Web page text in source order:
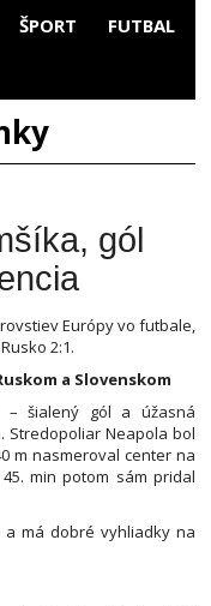
ŠPORT FUTBAL
gól
Európy vo futbale,
2:1.
a Slovenskom
– šialený gól a úžasná
Stredopoliar Neapola bol
m nasmeroval center na
min potom sám pridal
a má dobré vyhliadky na